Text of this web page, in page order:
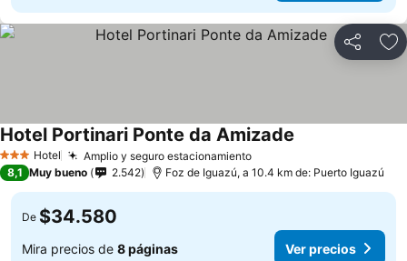
Compartir
3 Estrellas
Hotel Amplio y seguro estacionamiento
Hotel Portinari Ponte da Amizade
8,1 Muy bueno 2.542 Foz de Iguazú, a 10.4 km de: Puerto Iguazú
De $34.580
Mira precios de 8 páginas Ver precios